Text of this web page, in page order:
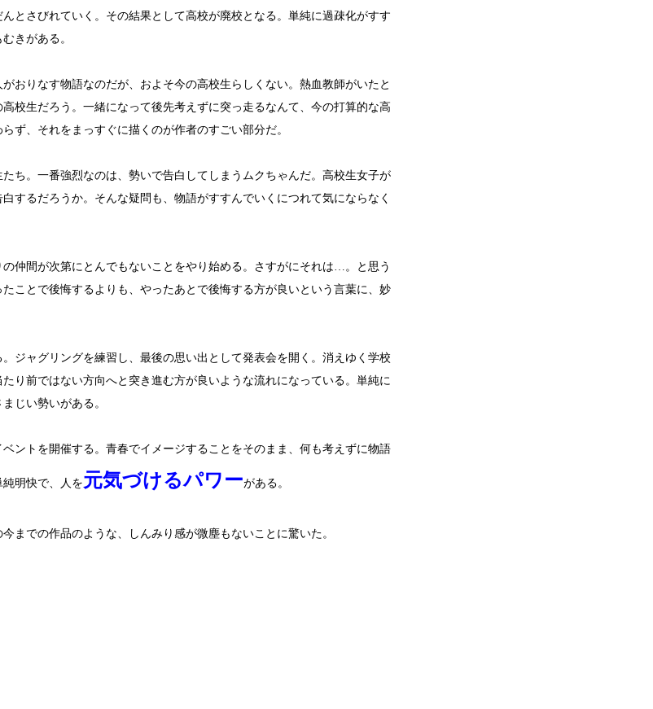
とさびれていく。その結果として高校が廃校となる。単純に過疎化がすす
きがある。
おりなす物語なのだが、およそ今の高校生らしくない。熱血教師がいたと
校生だろう。一緒になって後先考えずに突っ走るなんて、今の打算的な高
ず、それをまっすぐに描くのが作者のすごい部分だ。
ち。一番強烈なのは、勢いで告白してしまうムクちゃんだ。高校生女子が
するだろうか。そんな疑問も、物語がすすんでいくにつれて気にならなく
仲間が次第にとんでもないことをやり始める。さすがにそれは…。と思う
ことで後悔するよりも、やったあとで後悔する方が良いという言葉に、妙
ジャグリングを練習し、最後の思い出として発表会を開く。消えゆく学校
り前ではない方向へと突き進む方が良いような流れになっている。単純に
じい勢いがある。
ントを開催する。青春でイメージすることをそのまま、何も考えずに物語
明快で、人を元気づけるパワーがある。
までの作品のような、しんみり感が微塵もないことに驚いた。